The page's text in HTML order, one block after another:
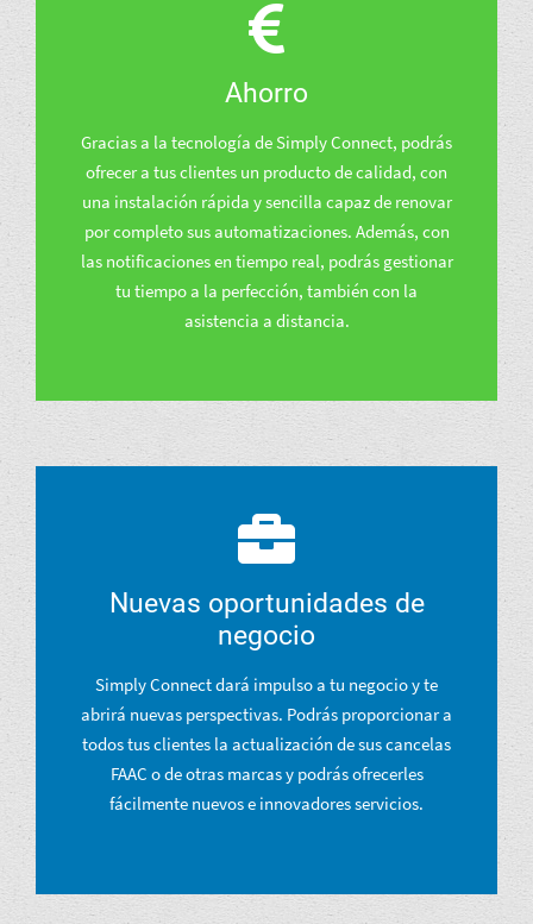
Ahorro
Gracias a la tecnología de Simply Connect, podrás
ofrecer a tus clientes un producto de calidad, con
una instalación rápida y sencilla capaz de renovar
por completo sus automatizaciones. Además, con
las notificaciones en tiempo real, podrás gestionar
tu tiempo a la perfección, también con la
asistencia a distancia.
Nuevas oportunidades de
negocio
Simply Connect dará impulso a tu negocio y te
abrirá nuevas perspectivas. Podrás proporcionar a
todos tus clientes la actualización de sus cancelas
FAAC o de otras marcas y podrás ofrecerles
fácilmente nuevos e innovadores servicios.